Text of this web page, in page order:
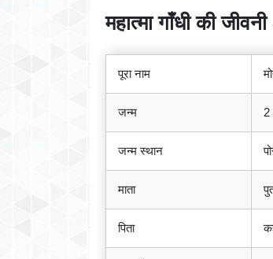
महात्मा गाँधी की
पूरा नाम
जन्म 2
जन्म स्थान
माता
पिता